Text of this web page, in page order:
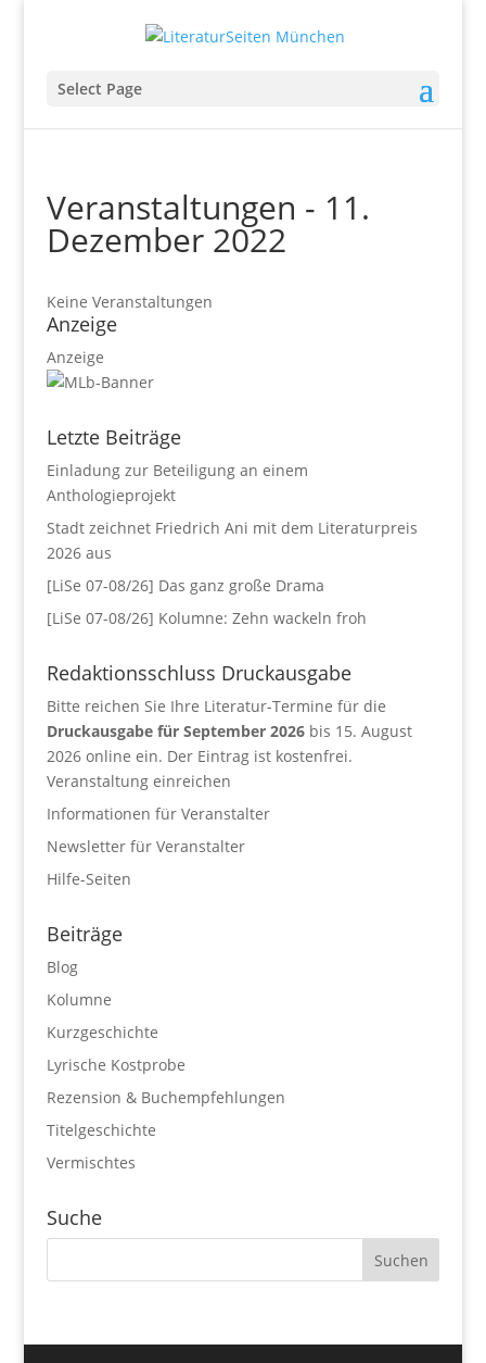
Select Page
Veranstaltungen - 11.
Dezember 2022
Keine Veranstaltungen
Anzeige
Anzeige
Letzte Beiträge
Einladung zur Beteiligung an einem
Anthologieprojekt
Stadt zeichnet Friedrich Ani mit dem Literaturpreis
2026 aus
[LiSe 07-08/26] Das ganz große Drama
[LiSe 07-08/26] Kolumne: Zehn wackeln froh
Redaktionsschluss Druckausgabe
Bitte reichen Sie Ihre Literatur-Termine für die
Druckausgabe für September 2026bis 15. August
2026 online ein. Der Eintrag ist kostenfrei.
Veranstaltung einreichen
Informationen für Veranstalter
Newsletter für Veranstalter
Hilfe-Seiten
Beiträge
Blog
Kolumne
Kurzgeschichte
Lyrische Kostprobe
Rezension & Buchempfehlungen
Titelgeschichte
Vermischtes
Suche